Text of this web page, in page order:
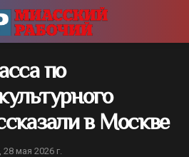
по
в Москве
мая 2026 г.